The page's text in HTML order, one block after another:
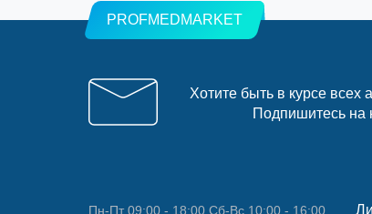
PROFMEDMARKET
Хотите быть в курсе всех
Подпишитесь на
Пн-Пт 09:00 - 18:00 Сб-Вс 10:00 - 16:00